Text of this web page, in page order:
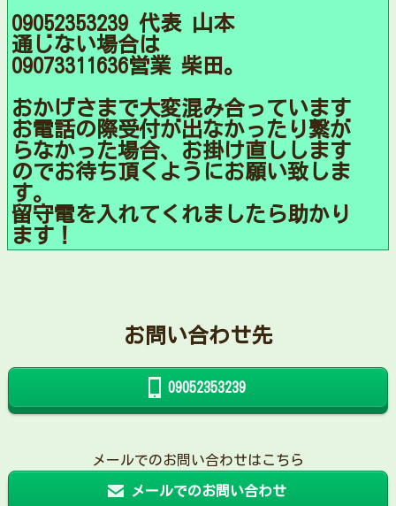
09052353239 代表 山本
通じない場合は
09073311636営業 柴田。
おかげさまで大変混み合っています
お電話の際受付が出なかったり繋が
らなかった場合、お掛け直しします
のでお待ち頂くようにお願い致しま
す。
留守電を入れてくれましたら助かり
ます！
お問い合わせ先
09052353239
メールでのお問い合わせはこちら
メールでのお問い合わせ